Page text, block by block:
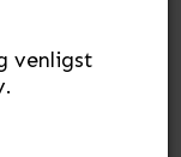
venligst